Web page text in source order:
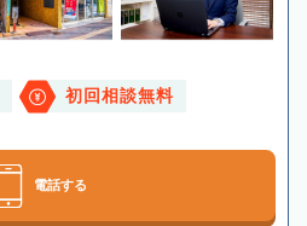
初回相談無料
電話する